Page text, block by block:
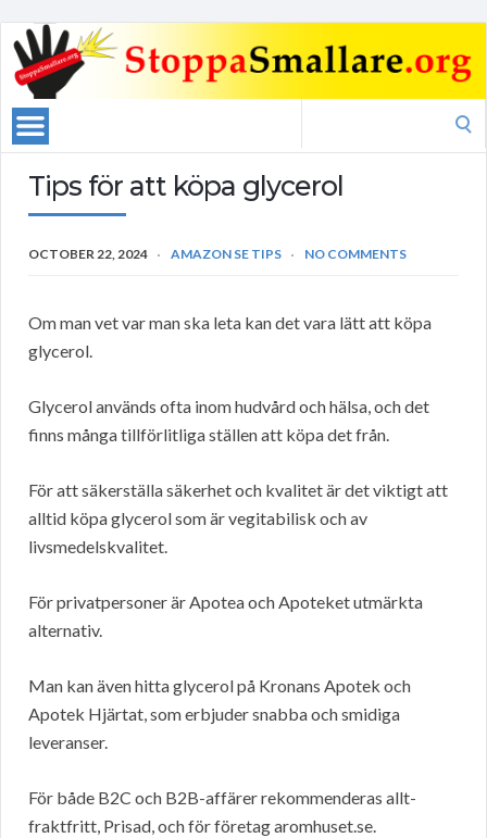
Tips för att köpa glycerol
OCTOBER 22, 2024 AMAZON SE TIPS NO COMMENTS
Om man vet var man ska leta kan det vara lätt att köpa
glycerol.
Glycerol används ofta inom hudvård och hälsa, och det
finns många tillförlitliga ställen att köpa det från.
För att säkerställa säkerhet och kvalitet är det viktigt att
alltid köpa glycerol som är vegitabilisk och av
livsmedelskvalitet.
För privatpersoner är Apotea och Apoteket utmärkta
alternativ.
Man kan även hitta glycerol på Kronans Apotek och
Apotek Hjärtat, som erbjuder snabba och smidiga
leveranser.
För både B2C och B2B-affärer rekommenderas allt-
fraktfritt, Prisad, och för företag aromhuset.se.